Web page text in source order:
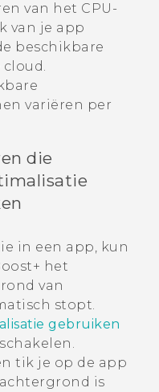
van het CPU-
van je app
beschikbare
variëren per
die
in een app, kun
het
van
stopt.
gebruiken
tik je op de app
is